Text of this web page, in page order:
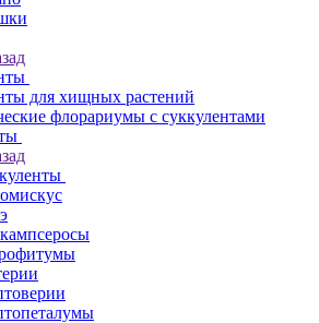
для хищных растений
флорариумы с суккулентами